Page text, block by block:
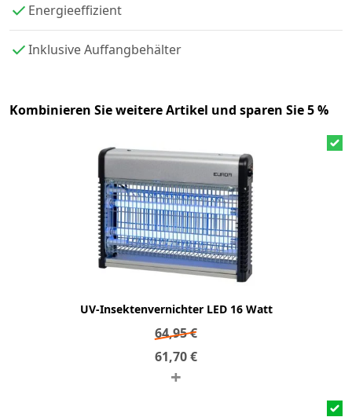
Energieeffizient
Inklusive Auffangbehälter
Kombinieren Sie weitere Artikel und sparen Sie 5 %
UV-Insektenvernichter LED 16 Watt
64,95€
61,70€
+